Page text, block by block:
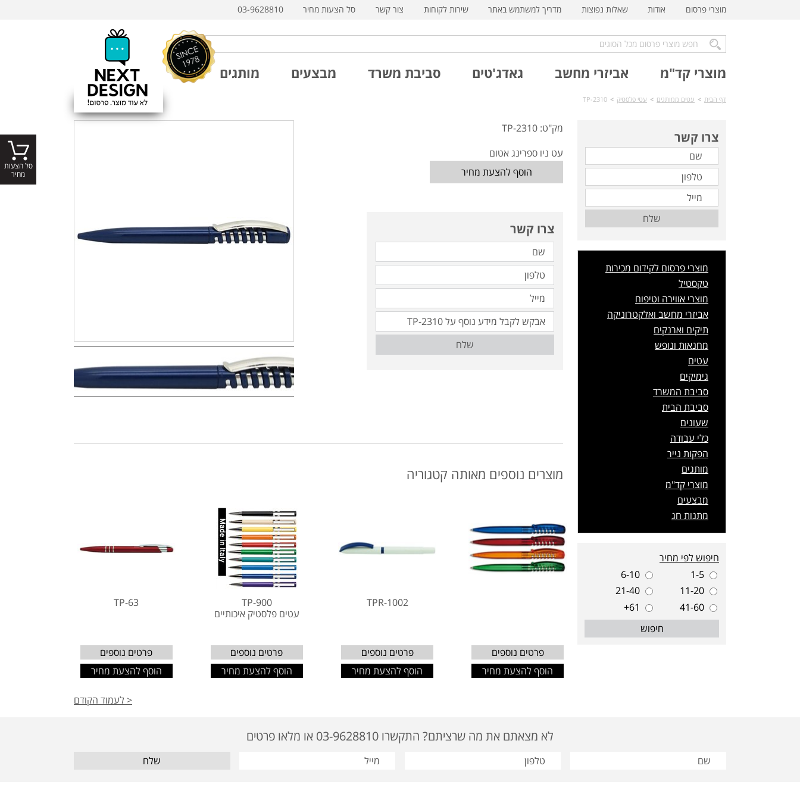
מוצרי פרסום אודות שאלות נפוצות מדריך למשתמש באתר שירות לקוחות צור קשר סל הצעות מחיר 03-9628810
מוצרי קד"מ אביזרי מחשב גאדג'טים סביבת משרד מבצעים מותגים
דף הבית > עטים ממותגים > עטי פלסטיק >
TP-2310
מק"ט: TP-2310
עט ניו ספרינג אטום
הוסף להצעת מחיר
צרו קשר
שלח
מוצרים נוספים מאותה קטגוריה
פרטים נוספים
הוסף להצעת מחיר
TPR-1002
פרטים נוספים
הוסף להצעת מחיר
TP-900
עטים פלסטיק איכותיים
פרטים נוספים
הוסף להצעת מחיר
TP-63
פרטים נוספים
הוסף להצעת מחיר
< לעמוד הקודם
צרו קשר
שלח
מוצרי פרסום לקידום מכירות
טקסטיל
מוצרי אווירה וטיפוח
אביזרי מחשב ואלקטרוניקה
תיקים וארנקים
מחנאות ונופש
עטים
גימיקים
סביבת המשרד
סביבת הבית
שעונים
כלי עבודה
הפקות נייר
מותגים
מוצרי קד"מ
מבצעים
מתנות חג
חיפוש לפי מחיר
1-5
6-10
11-20
21-40
41-60
61+
חיפוש
לא מצאתם את מה שרציתם? התקשרו 03-9628810 או מלאו פרטים
שלח
סל הצעות
מחיר